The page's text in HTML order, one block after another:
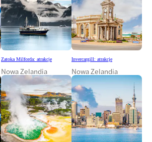
Zatoka Milforda: atrakcje
Nowa Zelandia
Invercargill: atrakcje
Nowa Zelandia